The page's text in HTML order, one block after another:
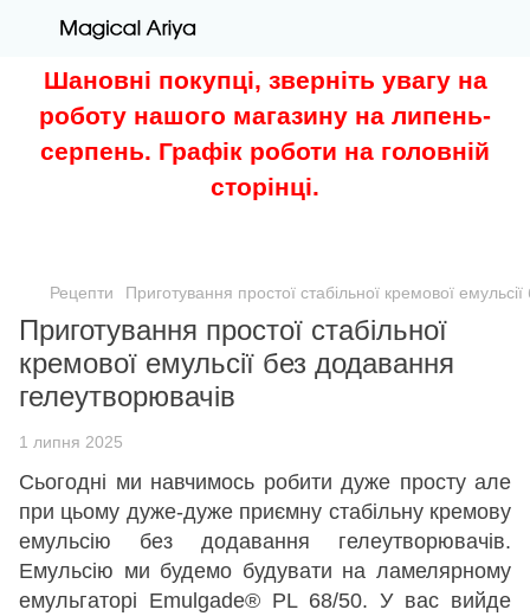
Шановні покупці, зверніть увагу на
роботу нашого магазину на липень-
серпень. Графік роботи на головній
сторінці.
Рецепти Приготування простої стабільної кремової
Приготування простої стабільної
кремової емульсії без додавання
гелеутворювачів
1 липня 2025
Сьогодні ми навчимось робити дуже просту але
при цьому дуже-дуже приємну стабільну кремову
емульсію без додавання гелеутворювачів.
Емульсію ми будемо будувати на ламелярному
емульгаторі Emulgade® PL 68/50. У вас вийде